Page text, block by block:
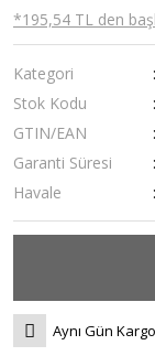
*195,54 TL den
Kategori
Stok Kodu
GTIN/EAN
Garanti Süresi
Havale
Aynı Gün Kargo